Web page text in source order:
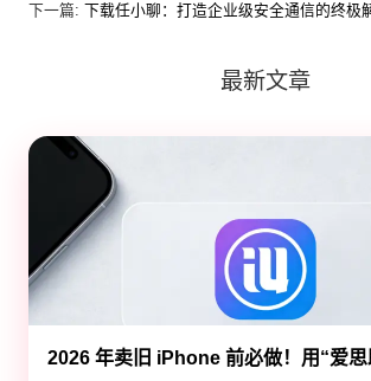
下一篇: 下载任小聊：打造企业级安全通信的终极
最新文章
2026 年卖旧 iPhone 前必做！用“爱